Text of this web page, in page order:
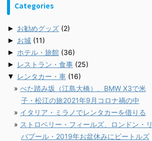
Categories
► お勧めグッズ (2)
► お城 (11)
► ホテル・旅館 (36)
► レストラン・食事 (25)
▼ レンタカー・車 (16)
べた踏み坂（江島大橋）、BMW X3で米
子・松江の旅2021年9月コロナ禍の中
イタリア・ミラノでレンタカーを借りる
ストロベリー・フィールズ、ロンドン・リ
バプール・2019年お盆休みにビートルズ